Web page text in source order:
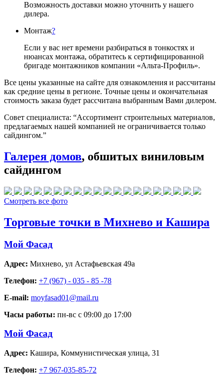
Возможность доставки можно уточнить у нашего
дилера.
Монтаж?
Если у вас нет времени разбираться в тонкостях и
нюансах монтажа, обратитесь к сертифицированной
бригаде монтажников компании «Альта-Профиль».
Все цены указанные на сайте для ознакомления и рассчитаны
как средние цены в регионе. Точные цены и окончательная
стоимость заказа будет рассчитана выбранным Вами дилером.
Совет специалиста: “Ассортимент строительных материалов,
предлагаемых нашей компанией не ограничивается только
сайдингом.”
Галерея домов, обшитых виниловым
сайдингом
Смотреть все фото
Торговые точки в Михнево и Кашира
Мой Фасад
Адрес: Михнево, ул Астафьевская 49а
Телефон: +7 (967) - 035 - 85 -78
E-mail: moyfasad01@mail.ru
Часы работы: пн-вс с 09:00 до 17:00
Мой Фасад
Адрес: Кашира, Коммунистическая улица, 31
Телефон: +7 967-035-85-72